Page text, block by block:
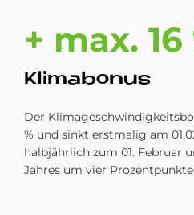
+ max. 16
Kli­m­abo­nus
Der
% und sinkt erstmalig am
halbjährlich zum 01. Februar
Jahres um vier Prozentpunkte.